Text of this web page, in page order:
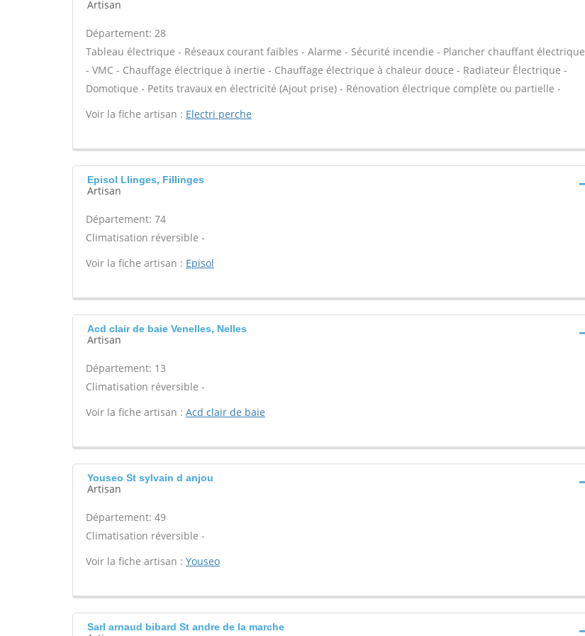
Artisan
Département: 28
Tableau électrique - Réseaux courant faibles - Alarme - Sécurité incendie - Plancher chauffant électrique
- VMC - Chauffage électrique à inertie - Chauffage électrique à chaleur douce - Radiateur Électrique -
Domotique - Petits travaux en électricité (Ajout prise) - Rénovation électrique complète ou partielle -
Voir la fiche artisan : Electri perche
Episol Llinges, Fillinges
Artisan
Département: 74
Climatisation réversible -
Voir la fiche artisan : Episol
Acd clair de baie Venelles, Nelles
Artisan
Département: 13
Climatisation réversible -
Voir la fiche artisan : Acd clair de baie
Youseo St sylvain d anjou
Artisan
Département: 49
Climatisation réversible -
Voir la fiche artisan : Youseo
Sarl arnaud bibard St andre de la marche